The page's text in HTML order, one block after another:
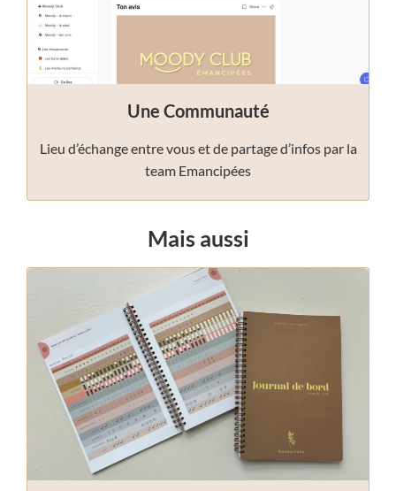
Une Communauté
Lieu d’échange entre vous et de partage d’infos par la
team Emancipées
Mais aussi